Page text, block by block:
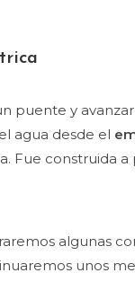
puente y
agua desde el
Fue construida
algunas
unos